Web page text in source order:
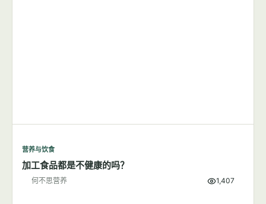
营养与饮食
加工食品都是不健康的吗？
何不思营养 1,407